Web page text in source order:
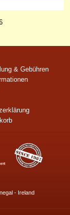
& Gebühren
- Ireland